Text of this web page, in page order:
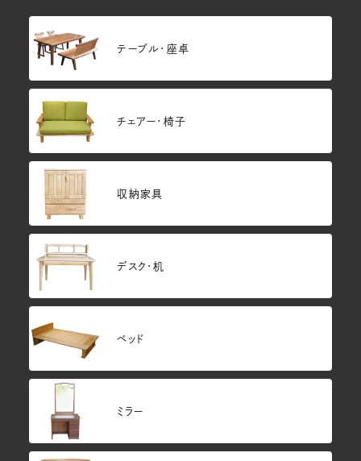
テーブル・座卓
チェアー・椅子
収納家具
デスク・机
ベッド
ミラー